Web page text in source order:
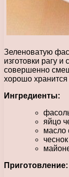
Зеленоватую
изготовки рагу и
совершенно
хорошо
Ингредиенты:
яйцо
масло
Приготовление: